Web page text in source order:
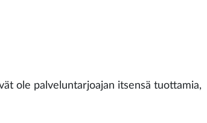
ole palveluntarjoajan itsensä tuottamia,